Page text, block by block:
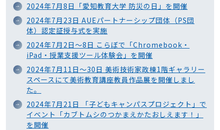
2024年7月8日「愛知教育大学 防災の日」を開催
2024年7月23日 AUEパートナーシップ団体（PS団
体）認定証授与式を実施
2024年7月2日～8日 こらぼで「Chromebook・
iPad・授業支援ツール体験会」を開催
2024年7月11日～30日 美術技術家政棟1階ギャラリー
スペースにて美術教育講座教員作品展を開催しまし
た。
2024年7月21日 「子どもキャンパスプロジェクト」で
イベント「カブトムシのつかまえかたおしえます！」
を開催